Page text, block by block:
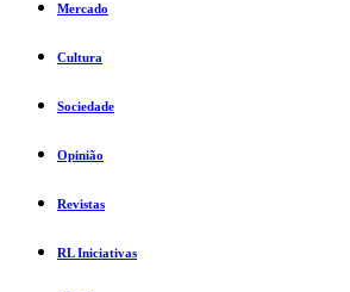
Mercado
Cultura
Sociedade
Opinião
Revistas
RL Iniciativas